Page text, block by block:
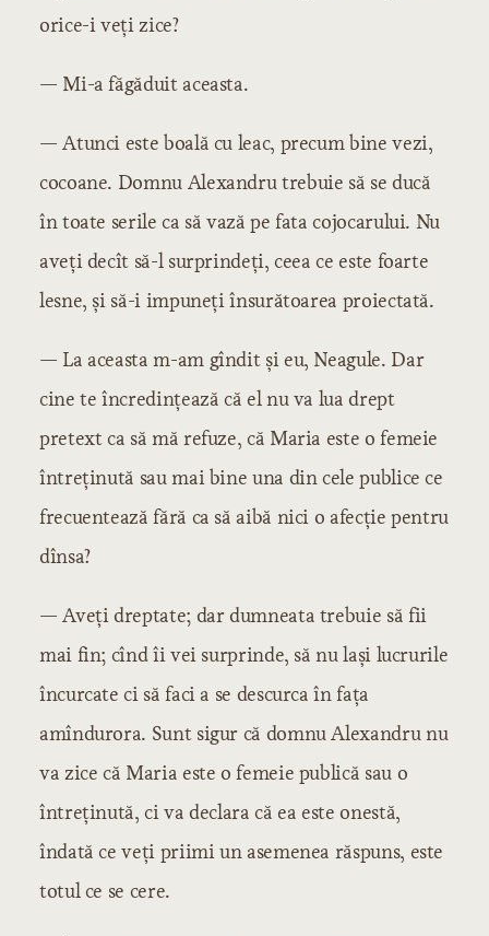
orice-i veți zice?
— Mi-a făgăduit aceasta.
— Atunci este boală cu leac, precum bine vezi,
cocoane. Domnu Alexandru trebuie să se ducă
în toate serile ca să vază pe fata cojocarului. Nu
aveți decît să-l surprindeți, ceea ce este foarte
lesne, și să-i impuneți însurătoarea proiectată.
— La aceasta m-am gîndit și eu, Neagule. Dar
cine te încredințează că el nu va lua drept
pretext ca să mă refuze, că Maria este o femeie
întreținută sau mai bine una din cele publice ce
frecuentează fără ca să aibă nici o afecție pentru
dînsa?
— Aveți dreptate; dar dumneata trebuie să fii
mai fin; cînd îi vei surprinde, să nu lași lucrurile
încurcate ci să faci a se descurca în fața
amîndurora. Sunt sigur că domnu Alexandru nu
va zice că Maria este o femeie publică sau o
întreținută, ci va declara că ea este onestă,
îndată ce veți priimi un asemenea răspuns, este
totul ce se cere.